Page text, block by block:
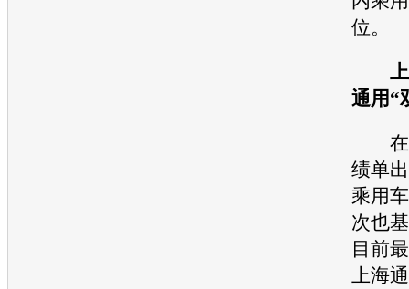
位。
通用“
在
绩单
乘用
次也
目前
上海